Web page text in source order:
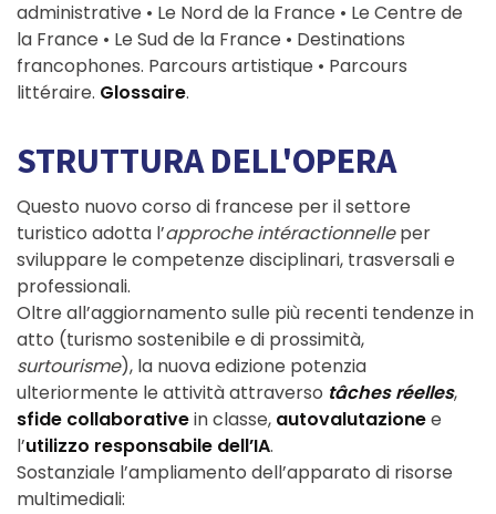
administrative • Le Nord de la France • Le Centre de
la France • Le Sud de la France • Destinations
francophones. Parcours artistique • Parcours
littéraire. Glossaire.
STRUTTURA DELL'OPERA
Questo nuovo corso di francese per il settore
turistico adotta l’approche intéractionnelleper
sviluppare le competenze disciplinari, trasversali e
professionali.
Oltre all’aggiornamento sulle più recenti tendenze in
atto (turismo sostenibile e di prossimità,
surtourisme), la nuova edizione potenzia
ulteriormente le attività attraverso tâches réelles,
sfide collaborativein classe, autovalutazionee
l’utilizzo responsabile dell’IA.
Sostanziale l’ampliamento dell’apparato di risorse
multimediali: